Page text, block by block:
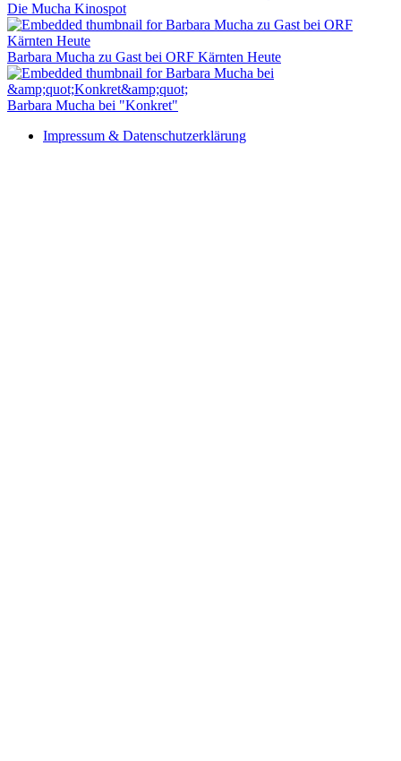
Die Mucha Kinospot
Barbara Mucha zu Gast bei ORF Kärnten Heute
Barbara Mucha bei "Konkret"
Impressum & Datenschutzerklärung